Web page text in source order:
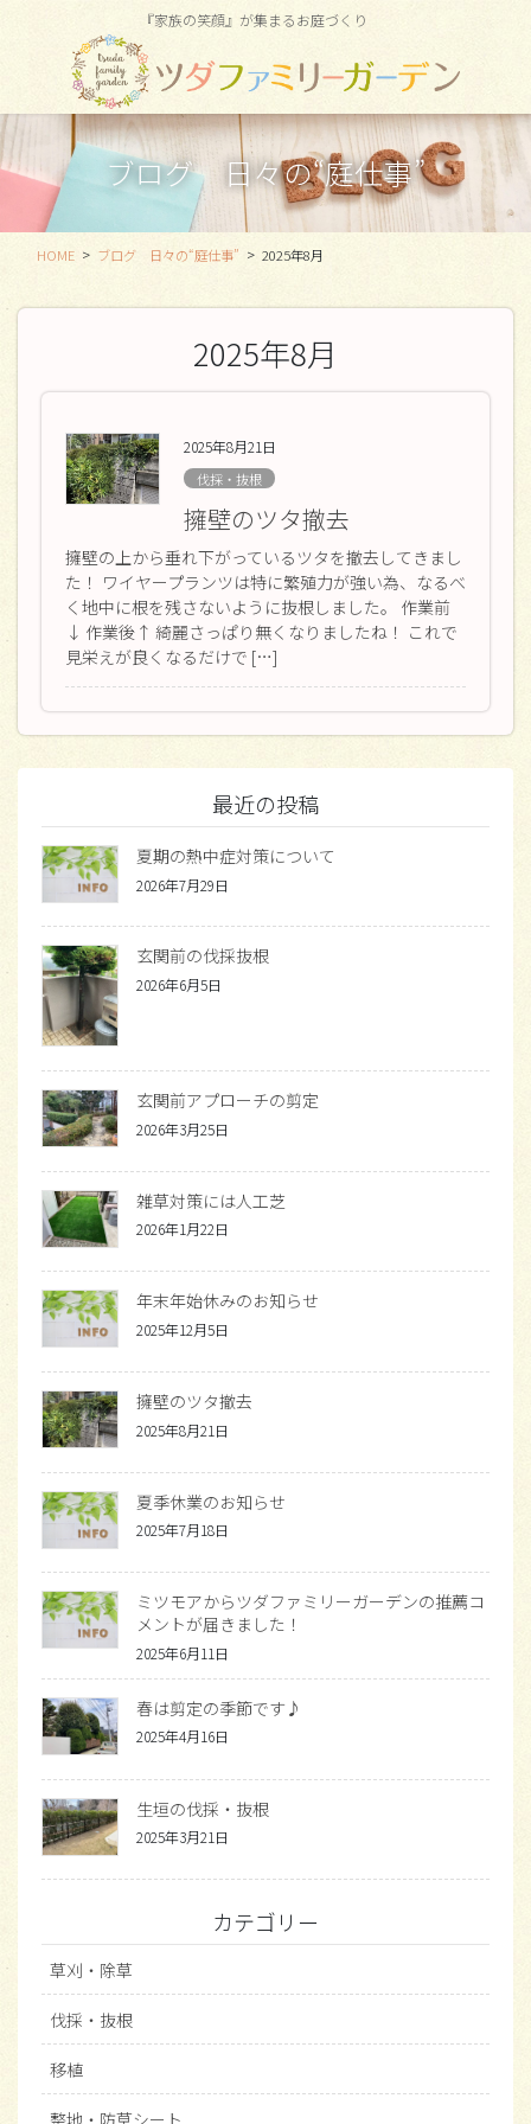
ツ
移
シ
ン
『家族の笑顔』が集まるお庭づくり
ブログ 日々の“庭仕事”
HOME ブログ 日々の“庭仕事” 2025年8月
2025年8月
2025年8月21日
伐採・抜根
擁壁のツタ撤去
擁壁の上から垂れ下がっているツタを撤去してきまし
た！ ワイヤープランツは特に繁殖力が強い為、なるべ
く地中に根を残さないように抜根しました。 作業前
↓ 作業後↑ 綺麗さっぱり無くなりましたね！ これで
見栄えが良くなるだけで […]
最近の投稿
夏期の熱中症対策について
2026年7月29日
玄関前の伐採抜根
2026年6月5日
玄関前アプローチの剪定
2026年3月25日
雑草対策には人工芝
2026年1月22日
年末年始休みのお知らせ
2025年12月5日
擁壁のツタ撤去
2025年8月21日
夏季休業のお知らせ
2025年7月18日
ミツモアからツダファミリーガーデンの推薦コ
メントが届きました！
2025年6月11日
春は剪定の季節です♪
2025年4月16日
生垣の伐採・抜根
2025年3月21日
カテゴリー
草刈・除草
伐採・抜根
移植